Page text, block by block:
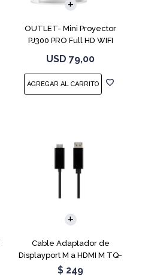
OUTLET- Mini Proyector
PJ300 PRO Full HD WIFI
USD 79,00
Cable Adaptador de
Displayport M a HDMI M TQ-
6307
$ 249